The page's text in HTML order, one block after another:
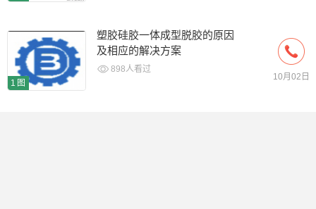
1图
塑胶硅胶一体成型脱胶的原因
及相应的解决方案
898人看过
10月02日